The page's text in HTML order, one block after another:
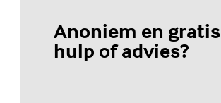
Anoniem en gratis
hulp of advies?